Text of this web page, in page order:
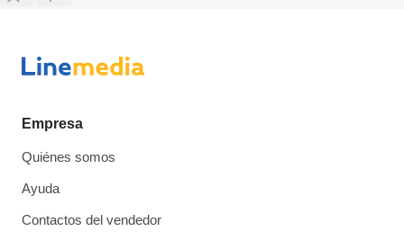
Empresa
Quiénes somos
Ayuda
Contactos del vendedor